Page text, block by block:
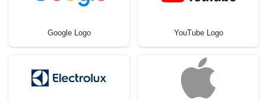
Google Logo YouTube Logo